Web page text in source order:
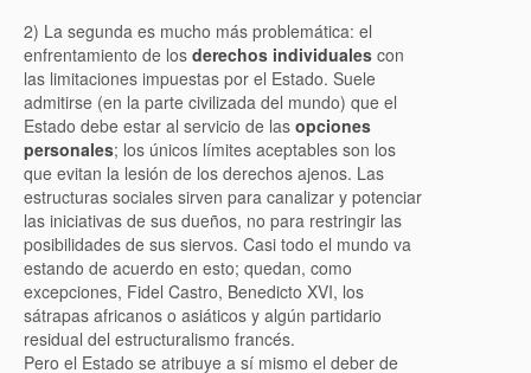
2) La segunda es mucho más problemática: el
enfrentamiento de los derechos individuales con
las limitaciones impuestas por el Estado. Suele
admitirse (en la parte civilizada del mundo) que el
Estado debe estar al servicio de las opciones
personales; los únicos límites aceptables son los
que evitan la lesión de los derechos ajenos. Las
estructuras sociales sirven para canalizar y potenciar
las iniciativas de sus dueños, no para restringir las
posibilidades de sus siervos. Casi todo el mundo va
estando de acuerdo en esto; quedan, como
excepciones, Fidel Castro, Benedicto XVI, los
sátrapas africanos o asiáticos y algún partidario
residual del estructuralismo francés.
Pero el Estado se atribuye a sí mismo el deber de